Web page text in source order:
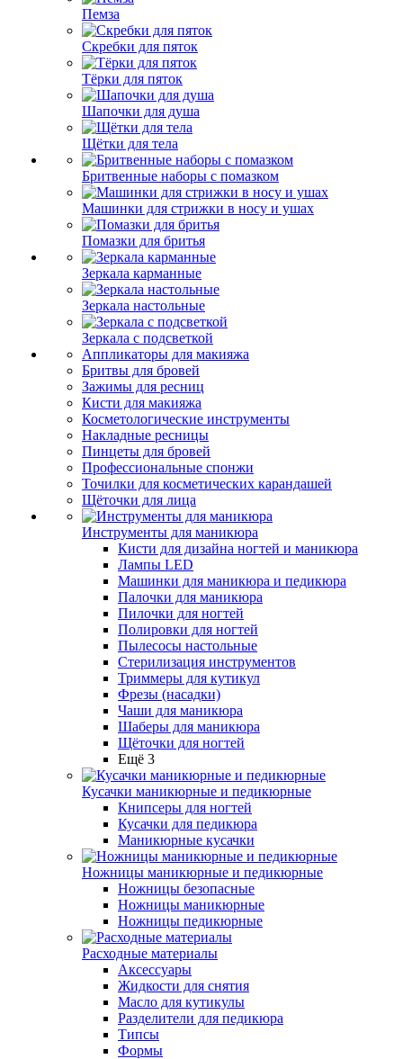
Пемза
Скребки для пяток
Тёрки для пяток
Шапочки для душа
Щётки для тела
Бритвенные наборы с помазком
Машинки для стрижки в носу и ушах
Помазки для бритья
Зеркала карманные
Зеркала настольные
Зеркала с подсветкой
Аппликаторы для макияжа
Бритвы для бровей
Зажимы для ресниц
Кисти для макияжа
Косметологические инструменты
Накладные ресницы
Пинцеты для бровей
Профессиональные спонжи
Точилки для косметических карандашей
Щёточки для лица
Инструменты для маникюра
Кисти для дизайна ногтей и маникюра
Лампы LED
Машинки для маникюра и педикюра
Палочки для маникюра
Пилочки для ногтей
Полировки для ногтей
Пылесосы настольные
Стерилизация инструментов
Триммеры для кутикул
Фрезы (насадки)
Чаши для маникюра
Шаберы для маникюра
Щёточки для ногтей
Ещё 3
Кусачки маникюрные и педикюрные
Книпсеры для ногтей
Кусачки для педикюра
Маникюрные кусачки
Ножницы маникюрные и педикюрные
Ножницы безопасные
Ножницы маникюрные
Ножницы педикюрные
Расходные материалы
Аксессуары
Жидкости для снятия
Масло для кутикулы
Разделители для педикюра
Типсы
Формы